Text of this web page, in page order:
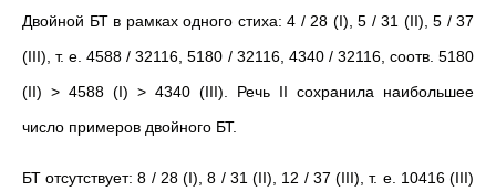
Двойной БТ в рамках одного стиха: 4 / 28 (I), 5 / 31 (II), 5 / 37
(III), т. е. 4588 / 32116, 5180 / 32116, 4340 / 32116, соотв. 5180
(II) > 4588 (I) > 4340 (III). Речь II сохранила наибольшее
число примеров двойного БТ.
БТ отсутствует: 8 / 28 (I), 8 / 31 (II), 12 / 37 (III), т. е. 10416 (III)